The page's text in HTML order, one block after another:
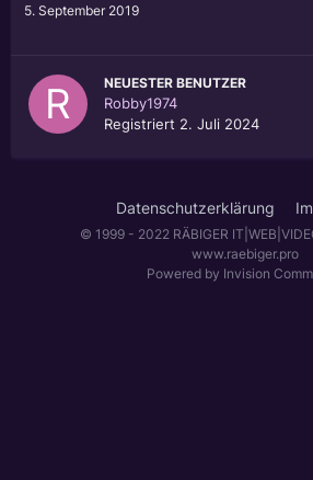
5. September 2019
NEUESTER BENUTZER
Robby1974
Registriert 2. Juli 2024
Datenschutzerklärung
© 1999 - 2022 RÄBIGER
www.raebiger.pro
Powered by Invision